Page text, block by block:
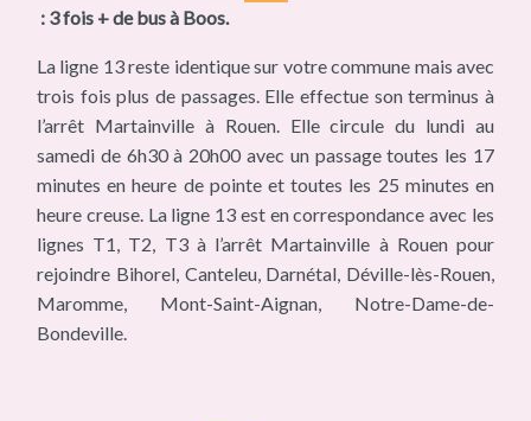
: 3 fois + de bus à Boos.
La ligne 13 reste identique sur votre commune mais avec
trois fois plus de passages. Elle effectue son terminus à
l’arrêt Martainville à Rouen. Elle circule du lundi au
samedi de 6h30 à 20h00 avec un passage toutes les 17
minutes en heure de pointe et toutes les 25 minutes en
heure creuse. La ligne 13 est en correspondance avec les
lignes T1, T2, T3 à l’arrêt Martainville à Rouen pour
rejoindre Bihorel, Canteleu, Darnétal, Déville-lès-Rouen,
Maromme, Mont-Saint-Aignan, Notre-Dame-de-
Bondeville.